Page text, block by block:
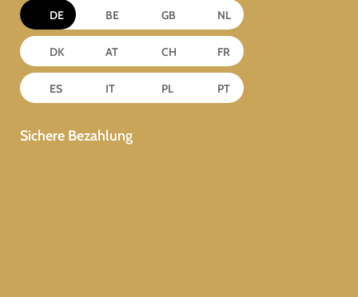
DE BE GB NL
DK AT CH FR
ES IT PL PT
Sichere Bezahlung